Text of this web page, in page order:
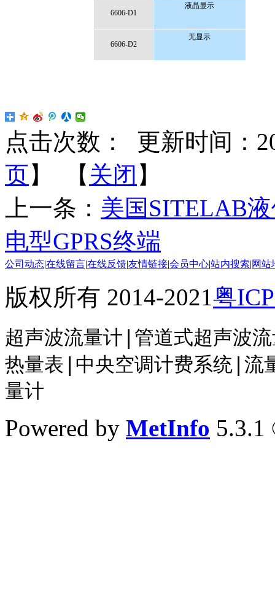
6606-D1
液晶显示
6606-D2
无显示
点击次数：
更新时间：
页】 【 关闭 】
上一条： 美国SITELAB
电型GPRS终端
公司动态|在线留言|在线反馈|友情链接|会员中心|站内搜索|网站
版权所有 2014-2021粤
超声波流量计|管道式超声波
热量表 |中央空调计费系统 流
量计
Powered by MetInfo